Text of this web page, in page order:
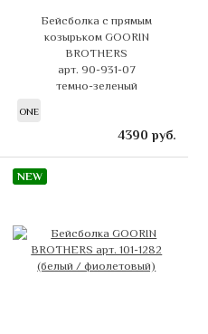
Бейсболка с прямым
козырьком GOORIN
BROTHERS
арт. 90-931-07
темно-зеленый
ONE
4390 руб.
NEW